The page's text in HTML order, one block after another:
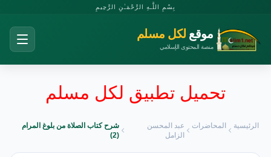
بِسْمِ اللَّـهِ الرَّحْمَـٰنِ الرَّحِيمِ
موقع لكل مسلم
منصة المحتوى الإسلامي
تحميل تطبيق لكل مسلم
الرئيسية المحاضرات
عبد المحسن
الزامل
شرح كتاب الصلاة من بلوغ المرام
(2)